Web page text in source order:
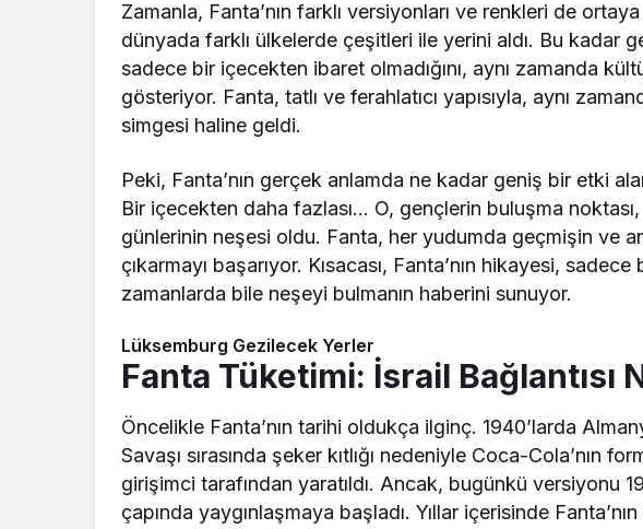
Zamanla, Fanta’nın farklı versiyonları ve renkleri de
dünyada farklı ülkelerde çeşitleri ile yerini aldı. Bu kadar
sadece bir içecekten ibaret olmadığını, aynı zamanda
gösteriyor. Fanta, tatlı ve ferahlatıcı yapısıyla, aynı
simgesi haline geldi.
Peki, Fanta’nın gerçek anlamda ne kadar geniş bir etki
Bir içecekten daha fazlası… O, gençlerin buluşma
günlerinin neşesi oldu. Fanta, her yudumda geçmişin ve
çıkarmayı başarıyor. Kısacası, Fanta’nın hikayesi,
zamanlarda bile neşeyi bulmanın haberini sunuyor.
Lüksemburg Gezilecek Yerler
Fanta Tüketimi: İsrail Bağlantısı
Öncelikle Fanta’nın tarihi oldukça ilginç. 1940’larda
Savaşı sırasında şeker kıtlığı nedeniyle Coca-Cola’nın
girişimci tarafından yaratıldı. Ancak, bugünkü versiyonu
çapında yaygınlaşmaya başladı. Yıllar içerisinde